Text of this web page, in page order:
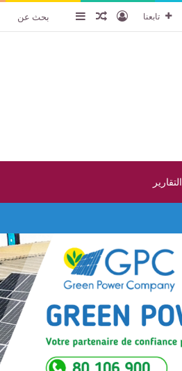
تابعنا تسجيل الدخول
عنصر عشوائي
إضافة عمود جانبي
التقارير